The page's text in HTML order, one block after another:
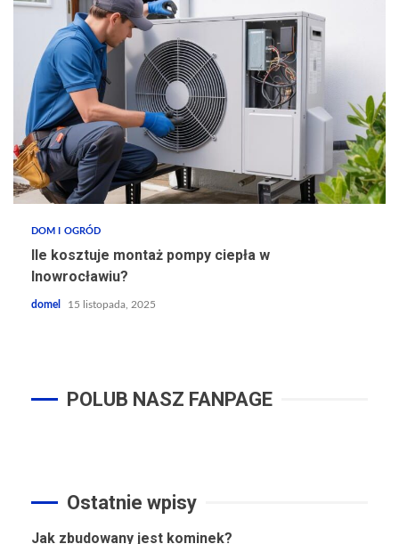
DOM I OGRÓD
Ile kosztuje montaż pompy ciepła w
Inowrocławiu?
domel 15 listopada, 2025
POLUB NASZ FANPAGE
Ostatnie wpisy
Jak zbudowany jest kominek?